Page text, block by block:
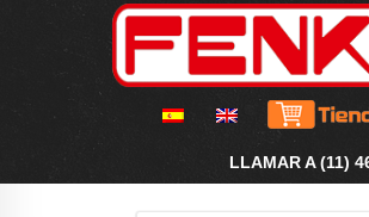
LLAMAR A (11)